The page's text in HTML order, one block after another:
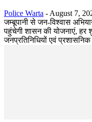
Police Warta - August 7,
जम्बूपानी से जन-विश्वास
पहुंचेगी शासन की योजनाएं, हर
जनप्रतिनिधियों एवं प्रशासनिक